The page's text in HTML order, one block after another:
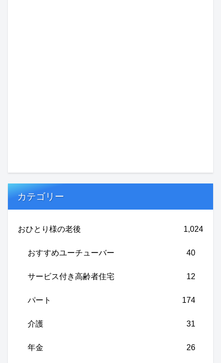
カテゴリー
おひとり様の老後 1,024
おすすめユーチューバー 40
サービス付き高齢者住宅 12
パート 174
介護 31
年金 26